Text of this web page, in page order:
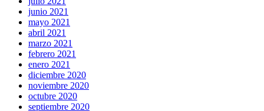
junio 2021
mayo 2021
abril 2021
marzo 2021
febrero 2021
enero 2021
diciembre 2020
noviembre 2020
octubre 2020
septiembre 2020